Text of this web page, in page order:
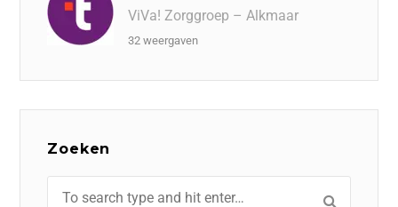
ViVa! Zorggroep – Alkmaar
32 weergaven
Zoeken